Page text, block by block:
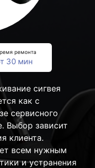
ремонта
30 мин
сигвея
как с
сервисного
Выбор зависит
клиента.
всем нужным
и устранения